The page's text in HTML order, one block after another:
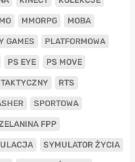
MMORPG MOBA
GAMES PLATFORMOWA
PS EYE PS MOVE
TAKTYCZNY RTS
SPORTOWA
FPP
SYMULATOR ŻYCIA